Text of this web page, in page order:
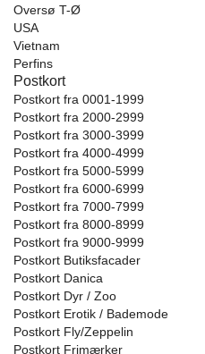
Oversø T-Ø
USA
Vietnam
Perfins
Postkort
Postkort fra 0001-1999
Postkort fra 2000-2999
Postkort fra 3000-3999
Postkort fra 4000-4999
Postkort fra 5000-5999
Postkort fra 6000-6999
Postkort fra 7000-7999
Postkort fra 8000-8999
Postkort fra 9000-9999
Postkort Butiksfacader
Postkort Danica
Postkort Dyr / Zoo
Postkort Erotik / Bademode
Postkort Fly/Zeppelin
Postkort Frimærker